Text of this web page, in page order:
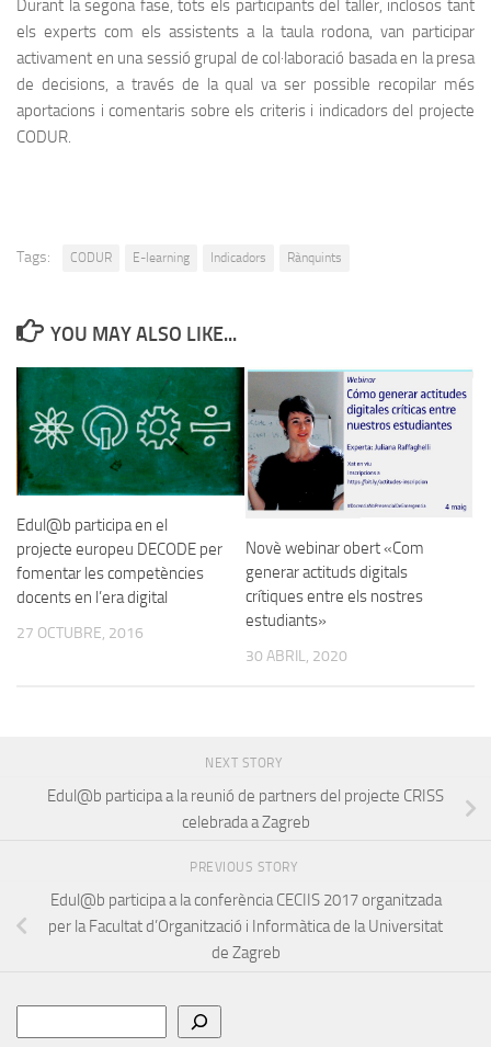
Durant la segona fase, tots els participants del taller, inclosos tant
els experts com els assistents a la taula rodona, van participar
activament en una sessió grupal de col·laboració basada en la presa
de decisions, a través de la qual va ser possible recopilar més
aportacions i comentaris sobre els criteris i indicadors del projecte
CODUR.
Tags: CODUR E-learning Indicadors Rànquints
YOU MAY ALSO LIKE...
Edul@b participa en el
projecte europeu DECODE per
fomentar les competències
docents en l’era digital
27 OCTUBRE, 2016
Novè webinar obert «Com
generar actituds digitals
crítiques entre els nostres
estudiants»
30 ABRIL, 2020
NEXT STORY
Edul@b participa a la reunió de partners del projecte CRISS
celebrada a Zagreb
PREVIOUS STORY
Edul@b participa a la conferència CECIIS 2017 organitzada
per la Facultat d’Organització i Informàtica de la Universitat
de Zagreb